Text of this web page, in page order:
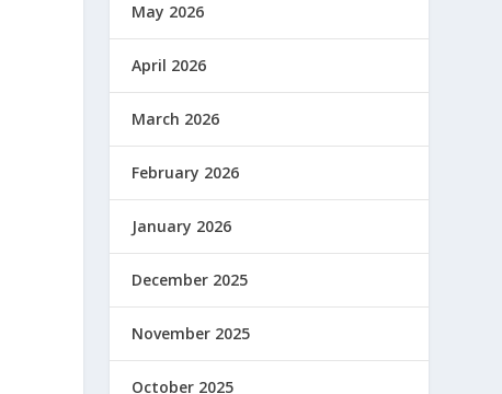
May 2026
April 2026
March 2026
February 2026
January 2026
December 2025
November 2025
October 2025